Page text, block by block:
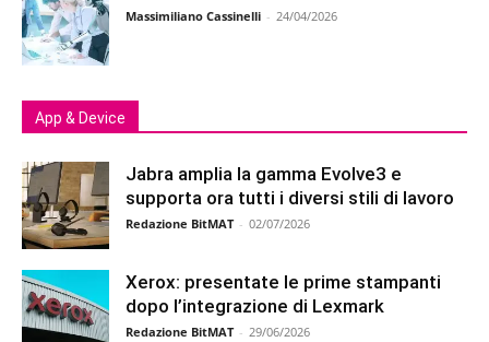
Massimiliano Cassinelli - 24/04/2026
App & Device
Jabra amplia la gamma Evolve3 e
supporta ora tutti i diversi stili di lavoro
Redazione BitMAT - 02/07/2026
Xerox: presentate le prime stampanti
dopo l’integrazione di Lexmark
Redazione BitMAT - 29/06/2026